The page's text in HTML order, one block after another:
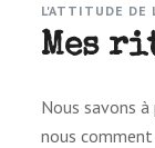
L'ATTITUDE DE
Mes
Nous savons
nous